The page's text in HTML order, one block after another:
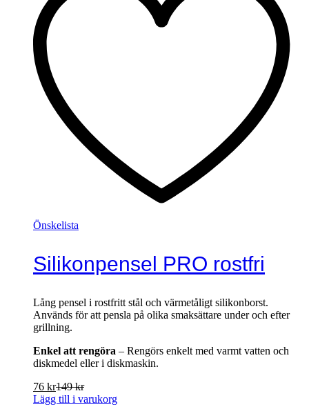
Önskelista
Silikonpensel PRO rostfri
Lång pensel i rostfritt stål och värmetåligt silikonborst.
Används för att pensla på olika smaksättare under och efter
grillning.
Enkel att rengöra – Rengörs enkelt med varmt vatten och
diskmedel eller i diskmaskin.
76 kr149kr
Lägg till i varukorg